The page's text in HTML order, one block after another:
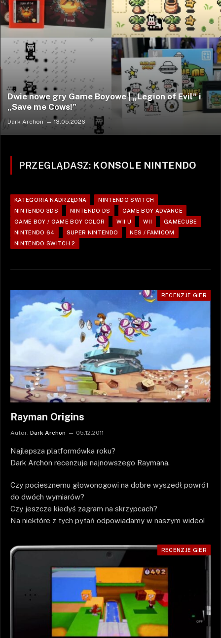
Dwie nowe gry Game Boyowe | „Legion of Evil” i
„Save me Cows!”
Dark Archon 13.05.2026
PRZEGLĄDASZ: KONSOLE NINTENDO
KATEGORIA NADRZĘDNA
NINTENDO SWITCH
NINTENDO 3DS
NINTENDO DS
GAME BOY ADVANCE
GAME BOY / GAME BOY COLOR
WII U WII
GAMECUBE
NINTENDO 64
SUPER NINTENDO
NES / FAMICOM
NINTENDO SWITCH 2
RECENZJE GIER
Rayman Origins
Autor: Dark Archon 05.12.2011
Najlepsza platformówka roku?
Dark Archon recenzuje najnowszego Raymana.
Czy pociesznemu głowonogowi na dobre wyszedł powrót
do dwóch wymiarów?
Czy jeszcze kiedyś zagram na skrzypcach?
Na niektóre z tych pytań odpowiadamy w naszym wideo!
RECENZJE GIER